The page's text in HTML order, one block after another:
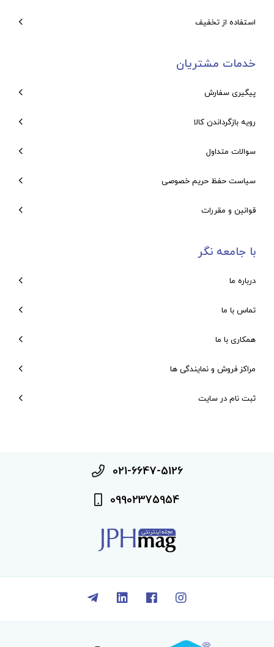
استفاده از تخفیف
خدمات مشتریان
پیگیری سفارش
رویه بازگرداندن کالا
سوالات متداول
سیاست حفظ حریم خصوصی
قوانین و مقررات
با جامعه نگر
درباره ما
تماس با ما
همکاری با ما
مراکز فروش و نمایندگی ها
ثبت نام در سایت
021-6647-5126
09902375954